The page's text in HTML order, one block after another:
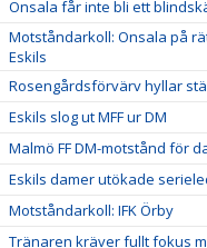
Onsala får inte bli ett
Motståndarkoll: Onsala på
Eskils
Rosengårdsförvärv hyllar
Eskils slog ut MFF ur DM
Malmö FF DM-motstånd för
Eskils damer utökade
Motståndarkoll: IFK Örby
Tränaren kräver fullt fokus